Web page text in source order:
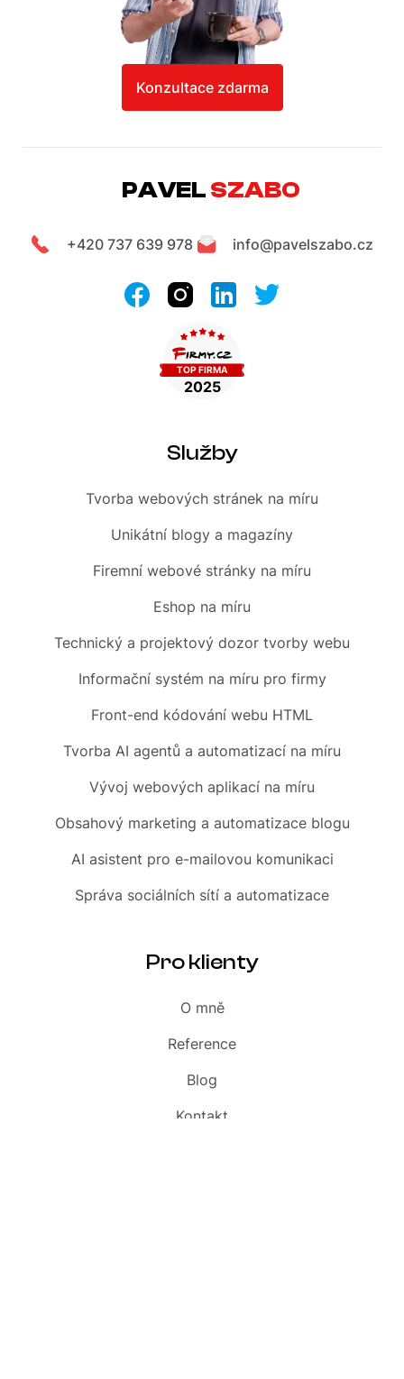
Konzultace zdarma
PAVEL SZABO
+420 737 639 978 info@pavelszabo.cz
Služby
Tvorba webových stránek na míru
Unikátní blogy a magazíny
Firemní webové stránky na míru
Eshop na míru
Technický a projektový dozor tvorby webu
Informační systém na míru pro firmy
Front-end kódování webu HTML
Tvorba AI agentů a automatizací na míru
Vývoj webových aplikací na míru
Obsahový marketing a automatizace blogu
AI asistent pro e-mailovou komunikaci
Správa sociálních sítí a automatizace
Pro klienty
O mně
Reference
Blog
Kontakt